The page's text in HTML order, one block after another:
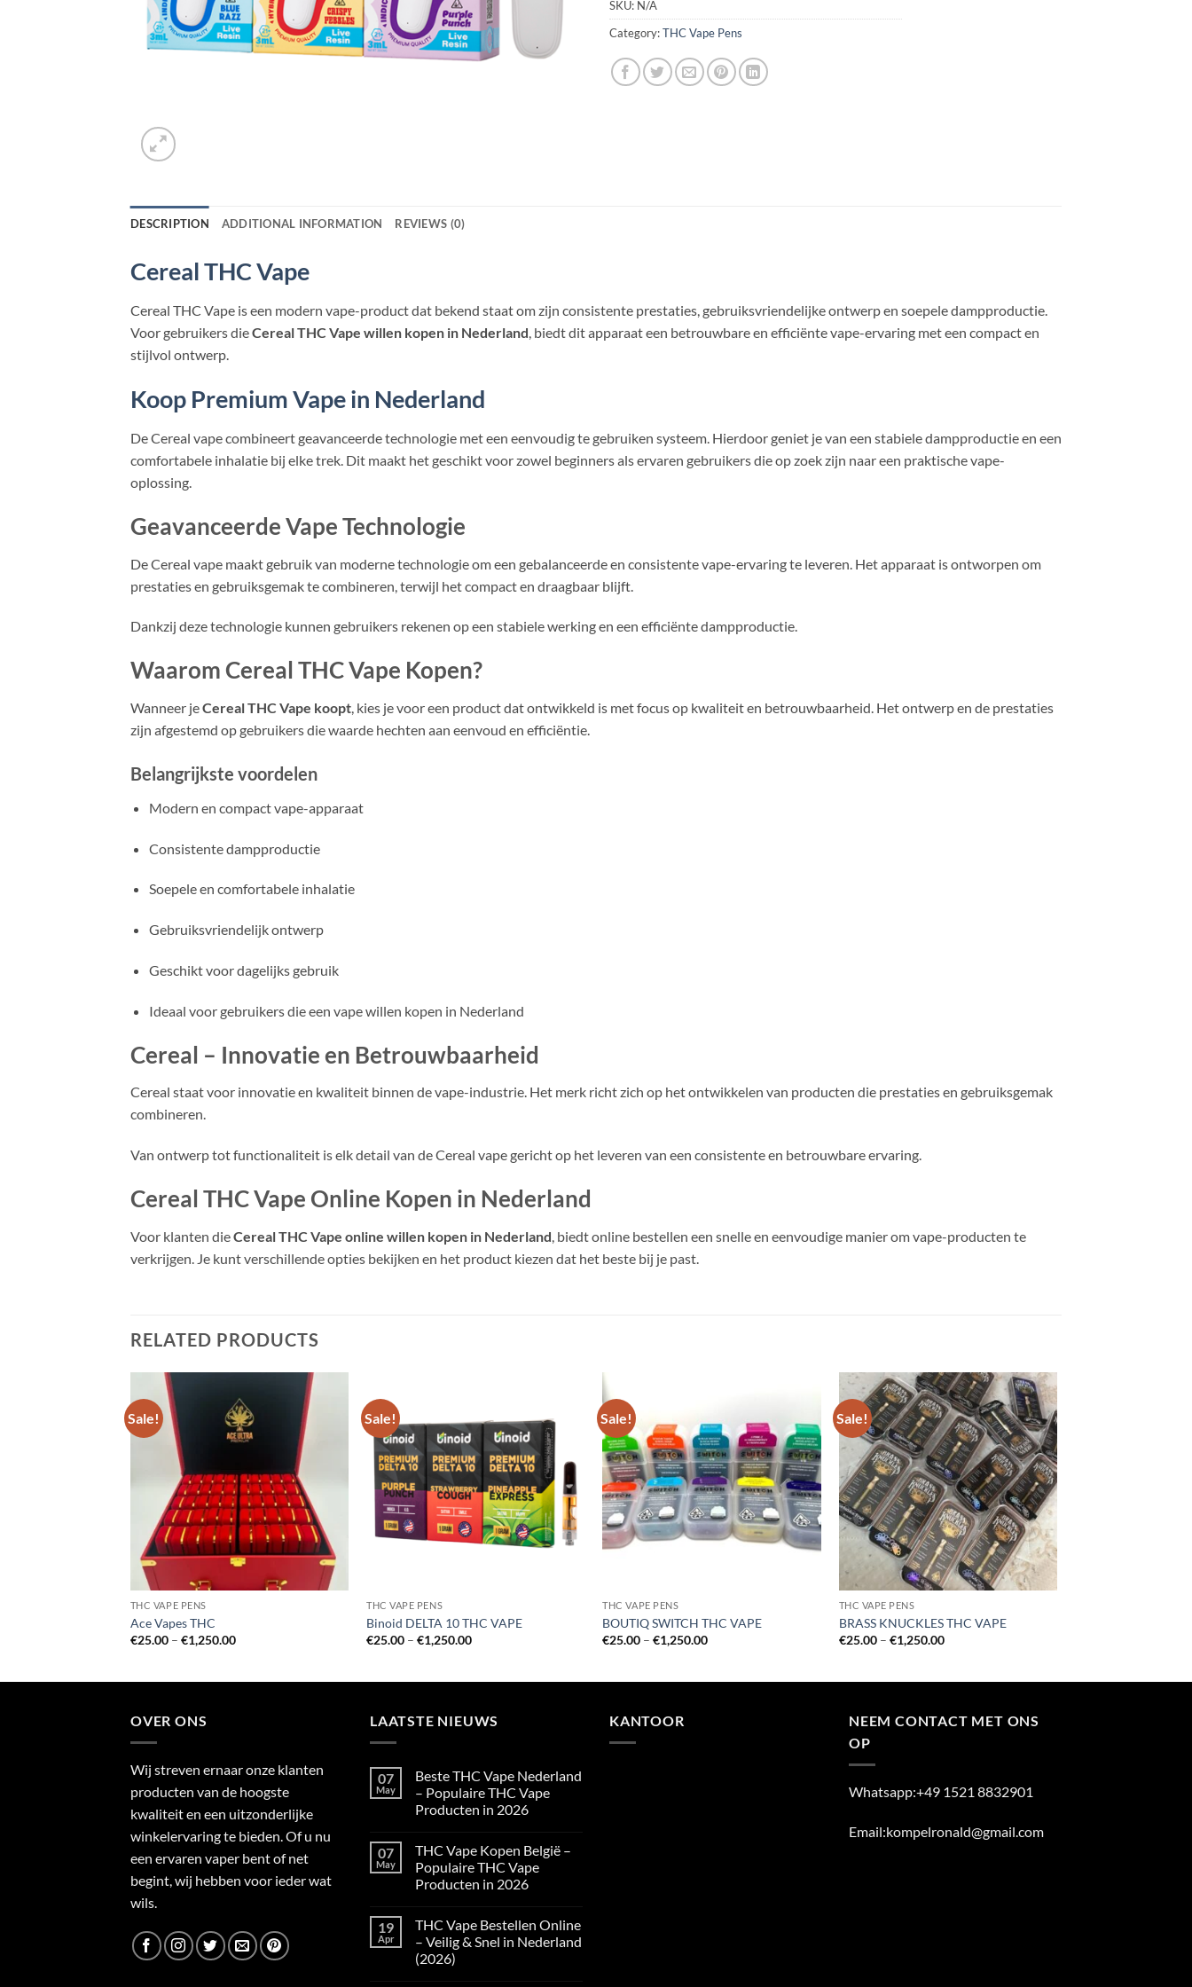
SKU: N/A
Category:THC Vape Pens
DESCRIPTION ADDITIONAL INFORMATION REVIEWS (0)
Cereal THC Vape
Cereal THC Vape is een modern vape-product dat bekend staat om zijn consistente prestaties, gebruiksvriendelijke ontwerp en soepele dampproductie.
Voor gebruikers dieCereal THC Vape willen kopen in Nederland , biedt dit apparaat een betrouwbare en efficiënte vape-ervaring met een compact en
stijlvol ontwerp.
Koop Premium Vape in Nederland
De Cereal vape combineert geavanceerde technologie met een eenvoudig te gebruiken systeem. Hierdoor geniet je van een stabiele dampproductie en een
comfortabele inhalatie bij elke trek. Dit maakt het geschikt voor zowel beginners als ervaren gebruikers die op zoek zijn naar een praktische vape-
oplossing.
Geavanceerde Vape Technologie
De Cereal vape maakt gebruik van moderne technologie om een gebalanceerde en consistente vape-ervaring te leveren. Het apparaat is ontworpen om
prestaties en gebruiksgemak te combineren, terwijl het compact en draagbaar blijft.
Dankzij deze technologie kunnen gebruikers rekenen op een stabiele werking en een efficiënte dampproductie.
Waarom Cereal THC Vape Kopen?
Wanneer jeCereal THC Vape koopt, kies je voor een product dat ontwikkeld is met focus op kwaliteit en betrouwbaarheid. Het ontwerp en de prestaties
zijn afgestemd op gebruikers die waarde hechten aan eenvoud en efficiëntie.
Belangrijkste voordelen
Modern en compact vape-apparaat
Consistente dampproductie
Soepele en comfortabele inhalatie
Gebruiksvriendelijk ontwerp
Geschikt voor dagelijks gebruik
Ideaal voor gebruikers die een vape willen kopen in Nederland
Cereal – Innovatie en Betrouwbaarheid
Cereal staat voor innovatie en kwaliteit binnen de vape-industrie. Het merk richt zich op het ontwikkelen van producten die prestaties en gebruiksgemak
combineren.
Van ontwerp tot functionaliteit is elk detail van de Cereal vape gericht op het leveren van een consistente en betrouwbare ervaring.
Cereal THC Vape Online Kopen in Nederland
Voor klanten dieCereal THC Vape online willen kopen in Nederland , biedt online bestellen een snelle en eenvoudige manier om vape-producten te
verkrijgen. Je kunt verschillende opties bekijken en het product kiezen dat het beste bij je past.
RELATED PRODUCTS
Sale!
Add to
wishlist
THC VAPE PENS
Ace Vapes THC
€25.00 – €1,250.00Price
Sale!
Add to
wishlist
THC VAPE PENS
Binoid DELTA 10 THC VAPE
€25.00 – €1,250.00Price
Sale!
Add to
wishlist
THC VAPE PENS
BOUTIQ SWITCH THC VAPE
€25.00 – €1,250.00Price
Sale!
Add to
wishlist
THC VAPE PENS
BRASS KNUCKLES THC VAPE
€25.00 – €1,250.00Price
OVER ONS
Wij streven ernaar onze klanten
producten van de hoogste
kwaliteit en een uitzonderlijke
winkelervaring te bieden. Of u nu
een ervaren vaper bent of net
begint, wij hebben voor ieder wat
wils.
LAATSTE NIEUWS
07
May
Beste THC Vape Nederland
– Populaire THC Vape
Producten in 2026
on
Beste
THC
Vape
Populaire
THC
Vape
Producten
in
07
May
THC Vape Kopen België –
Populaire THC Vape
Producten in 2026
on
THC
Vape
Kopen
België
19
Apr
THC Vape Bestellen Online
– Veilig & Snel in Nederland
(2026)
KANTOOR
NEEM CONTACT MET ONS
OP
Whatsapp:+49 1521 8832901
Email:kompelronald@gmail.com